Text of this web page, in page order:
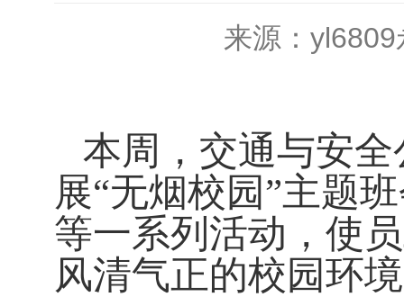
来源：
本周，交通与安
展“无烟校园”主题
等一系列活动，使
风清气正的校园环